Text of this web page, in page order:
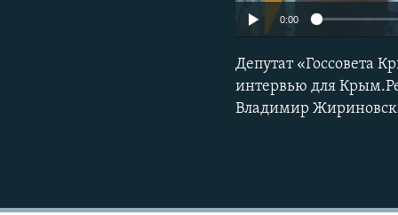
0:00
Депутат «Госсовета
интервью для
Владимир